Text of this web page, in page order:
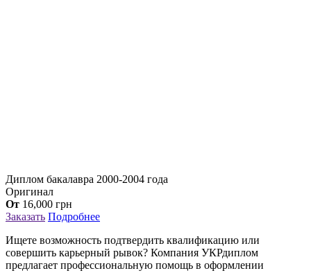
Диплом бакалавра 2000-2004 года
Оригинал
От 16,000 грн
Заказать Подробнее
Ищете возможность подтвердить квалификацию или
совершить карьерный рывок? Компания УКРдиплом
предлагает профессиональную помощь в оформлении